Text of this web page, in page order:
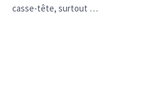
casse-tête, surtout …